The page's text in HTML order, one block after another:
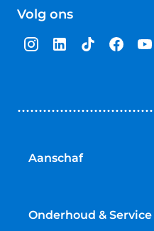
van
sterren
Volg ons
Aanschaf
Bedrijfswagens
Onderhoud & Service